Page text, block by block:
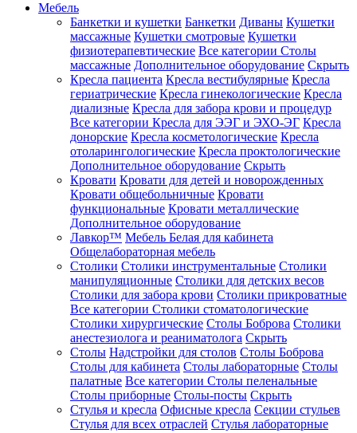
Мебель
Банкетки и кушетки Банкетки Диваны Кушетки
массажные Кушетки смотровые Кушетки
физиотерапевтические Все категории Столы
массажные Дополнительное оборудование Скрыть
Кресла пациента Кресла вестибулярные Кресла
гериатрические Кресла гинекологические Кресла
диализные Кресла для забора крови и процедур
Все категории Кресла для ЭЭГ и ЭХО-ЭГ Кресла
донорские Кресла косметологические Кресла
отоларингологические Кресла проктологические
Дополнительное оборудование Скрыть
Кровати Кровати для детей и новорожденных
Кровати общебольничные Кровати
функциональные Кровати металлические
Дополнительное оборудование
Лавкор™ Мебель Белая для кабинета
Общелабораторная мебель
Столики Столики инструментальные Столики
манипуляционные Столики для детских весов
Столики для забора крови Столики прикроватные
Все категории Столики стоматологические
Столики хирургические Столы Боброва Столики
анестезиолога и реаниматолога Скрыть
Столы Надстройки для столов Столы Боброва
Столы для кабинета Столы лабораторные Столы
палатные Все категории Столы пеленальные
Столы приборные Столы-посты Скрыть
Стулья и кресла Офисные кресла Секции стульев
Стулья для всех отраслей Стулья лабораторные